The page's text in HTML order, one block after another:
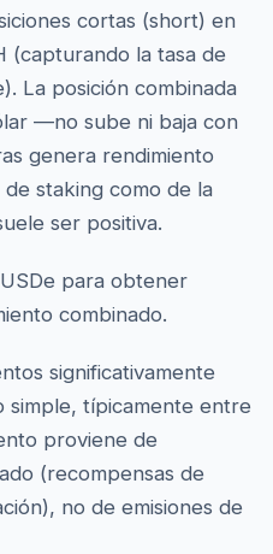
cortas (short) en
(capturando la tasa de
La posición combinada
—no sube ni baja con
genera rendimiento
staking como de la
ser positiva.
para obtener
combinado.
significativamente
simple, típicamente entre
proviene de
(recompensas de
no de emisiones de